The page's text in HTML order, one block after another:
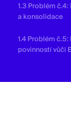
1.3 Problém
a konsolidace
1.4 Problém
povinností vůči